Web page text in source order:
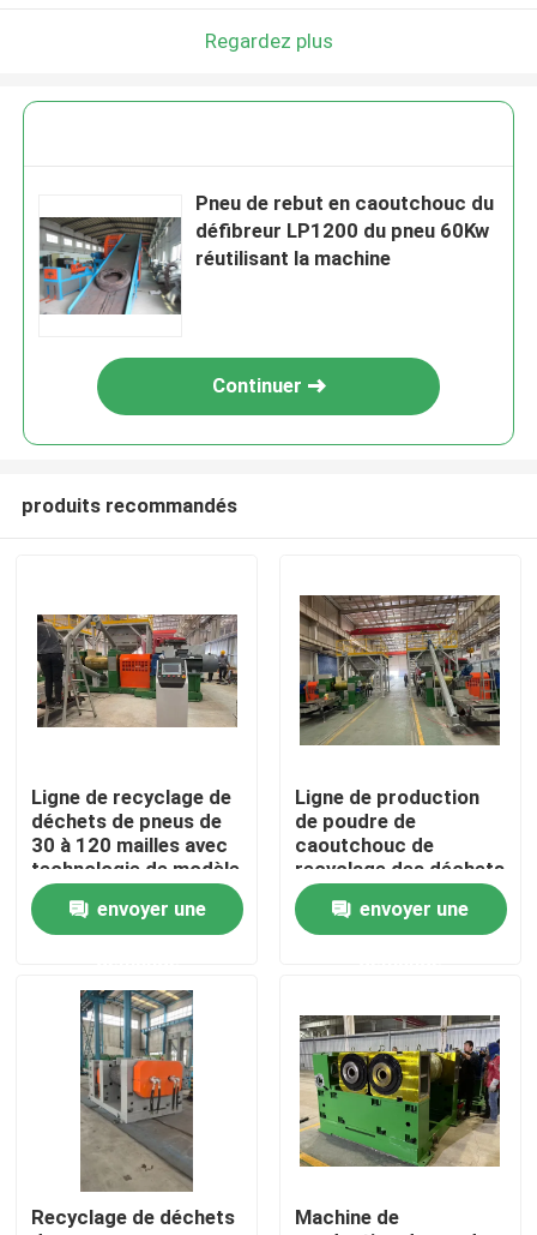
Maison
Produits
Vidéos
Au sujet de nous
Visite d'usine
Contrôle de qualité
Regardez plus
Pneu de rebut en caoutchouc du
défibreur LP1200 du pneu 60Kw
réutilisant la machine
Continuer
produits recommandés
Ligne de recyclage de
déchets de pneus de
30 à 120 mailles avec
technologie de modèle
de déchiquetage LP-
1200
envoyer une
Ligne de production
de poudre de
caoutchouc de
recyclage des déchets
de pneus et de
production pour
diverses industries
envoyer une
Recyclage de déchets
Machine de